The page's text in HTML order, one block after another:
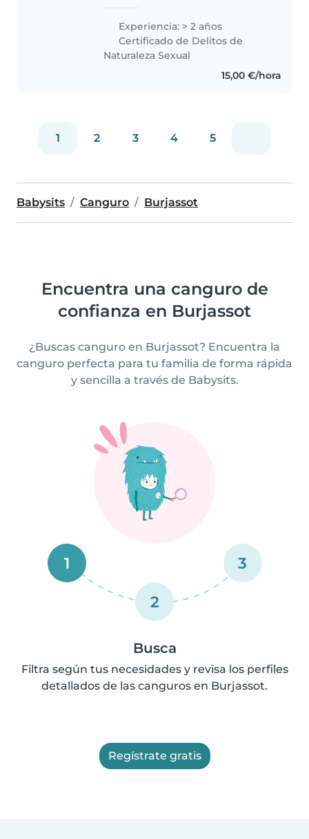
Magisterio de Educación Infantil
y Primaria, por lo que tengo..
Experiencia: > 2 años
Certificado de Delitos de
Naturaleza Sexual
15,00 €/hora
1 2 3 4 5
Babysits Canguro Burjassot
Encuentra una canguro de
confianza en Burjassot
¿Buscas canguro en Burjassot? Encuentra la
canguro perfecta para tu familia de forma rápida
y sencilla a través de Babysits.
1
2
3
Busca
Filtra según tus necesidades y revisa los perfiles
detallados de las canguros en Burjassot.
Regístrate gratis